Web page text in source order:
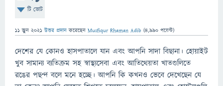
টি ভোট
11 জুন 2021 উত্তর প্রদান করেছেন Musfiqur Rhaman Adib (4,990 পয়েন্ট)
দেশের যে কোনও হাসপাতালে যান এবং আপনি সাদা বিছানা। হোয়াইট
খুব সামান্য ব্যতিক্রম সহ স্বাস্থ্যসেবা এবং আতিথেয়তা খাতগুলিতে
রঙের পছন্দ বলে মনে হচ্ছে। আপনি কি কখনও ভেবে দেখেছেন যে